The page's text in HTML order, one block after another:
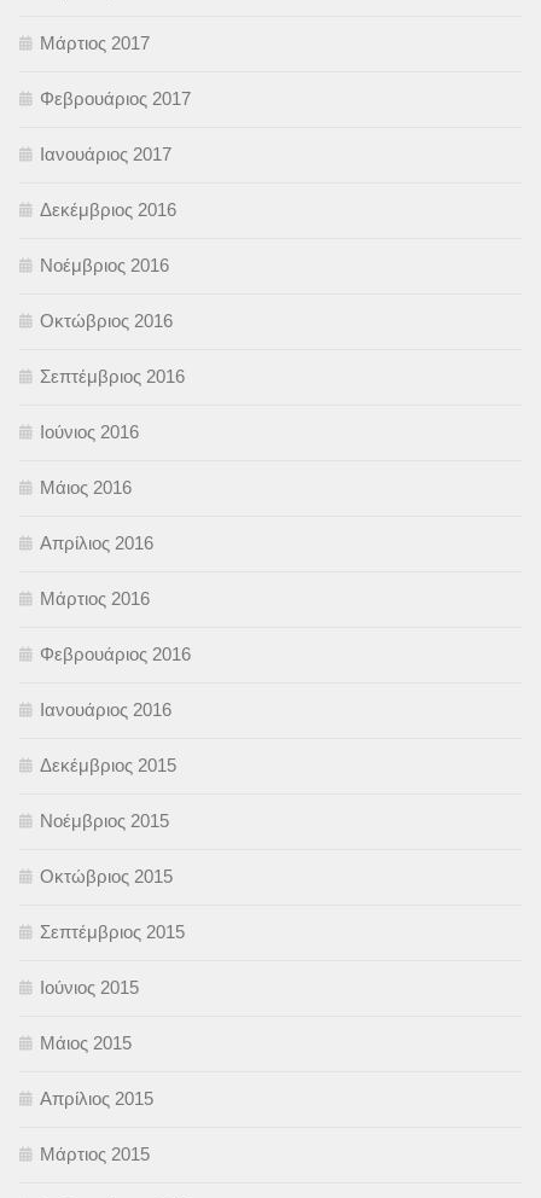
Μάρτιος 2017
Φεβρουάριος 2017
Ιανουάριος 2017
Δεκέμβριος 2016
Νοέμβριος 2016
Οκτώβριος 2016
Σεπτέμβριος 2016
Ιούνιος 2016
Μάιος 2016
Απρίλιος 2016
Μάρτιος 2016
Φεβρουάριος 2016
Ιανουάριος 2016
Δεκέμβριος 2015
Νοέμβριος 2015
Οκτώβριος 2015
Σεπτέμβριος 2015
Ιούνιος 2015
Μάιος 2015
Απρίλιος 2015
Μάρτιος 2015